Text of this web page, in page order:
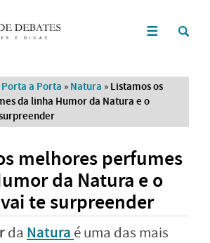
a Porta » Natura » Listamos os
da linha Humor da Natura e o
melhores perfumes
da Natura e o
te surpreender
da Natura é uma das mais